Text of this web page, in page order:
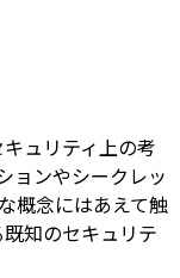
ュリティ上の考
ョンやシークレッ
概念にはあえて触
知のセキュリテ